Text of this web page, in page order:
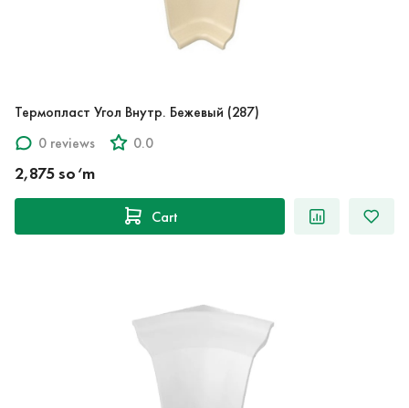
Термопласт Угол Внутр. Бежевый (287)
0 reviews
0.0
2,875 so‘m
Cart